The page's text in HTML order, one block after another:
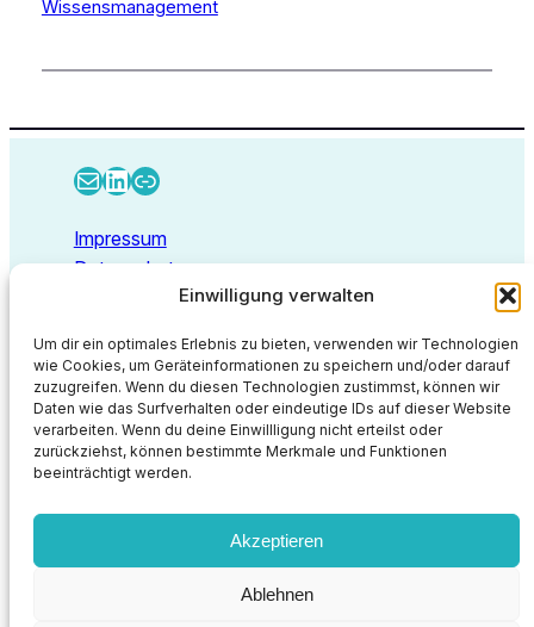
Einwilligung verwalten
Um dir ein optimales Erlebnis zu bieten, verwenden wir Technologien
wie Cookies, um Geräteinformationen zu speichern und/oder darauf
zuzugreifen. Wenn du diesen Technologien zustimmst, können wir
Daten wie das Surfverhalten oder eindeutige IDs auf dieser Website
verarbeiten. Wenn du deine Einwillligung nicht erteilst oder
zurückziehst, können bestimmte Merkmale und Funktionen
beeinträchtigt werden.
Akzeptieren
Ablehnen
Wissensmanagement
E-Mail LinkedIn Link
Impressum
Datenschutz
Deep Thoughts GmbH
Walbecker Straße 26
47638 Straelen
info@deep-thoughts.de
https://deep-thoughts.de
Proudly powered byWordPress